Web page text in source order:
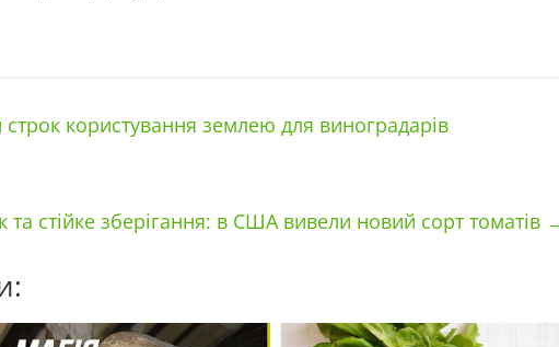
користування землею для виноградарів
стійке зберігання: в США вивели новий сорт томатів